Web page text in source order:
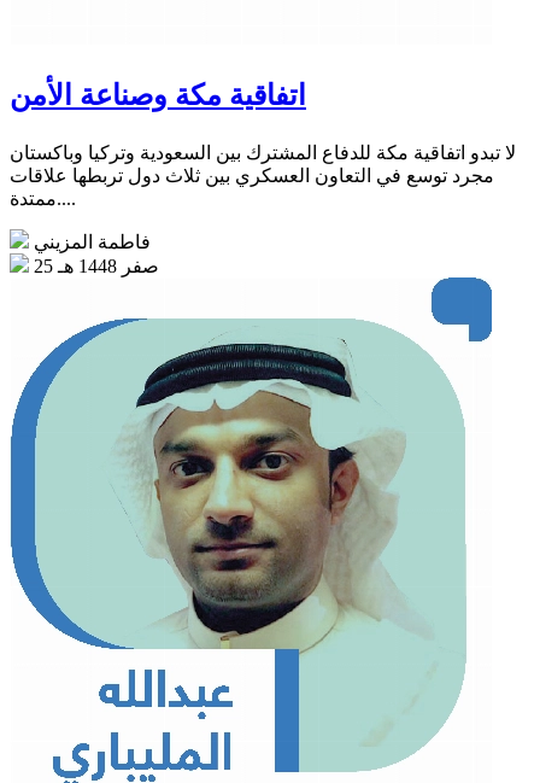
اتفاقية مكة وصناعة الأمن
لا تبدو اتفاقية مكة للدفاع المشترك بين السعودية وتركيا وباكستان
مجرد توسع في التعاون العسكري بين ثلاث دول تربطها علاقات
ممتدة....
فاطمة المزيني
25 صفر 1448 هـ